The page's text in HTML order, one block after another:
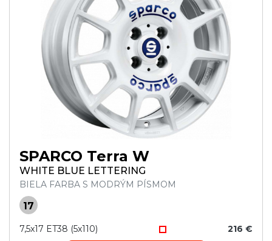
SPARCO Terra W
WHITE BLUE LETTERING
BIELA FARBA S MODRÝM PÍSMOM
17
7,5x17 ET38 (5x110) 216 €